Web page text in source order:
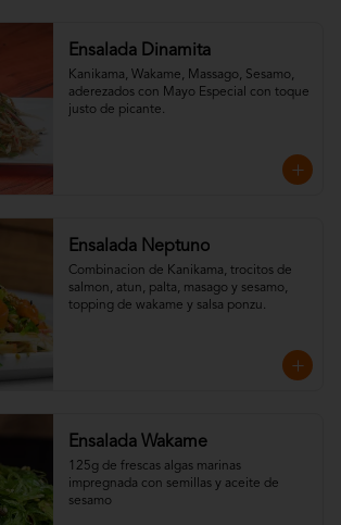
Ensalada Dinamita
Kanikama, Wakame, Massago, Sesamo,
aderezados con Mayo Especial con toque
justo de picante.
Ensalada Neptuno
Combinacion de Kanikama, trocitos de
salmon, atun, palta, masago y sesamo,
topping de wakame y salsa ponzu.
Ensalada Wakame
125g de frescas algas marinas
impregnada con semillas y aceite de
sesamo